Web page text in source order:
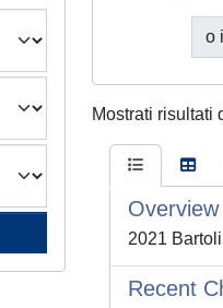
o
Mostrati risultati
2021
Recent